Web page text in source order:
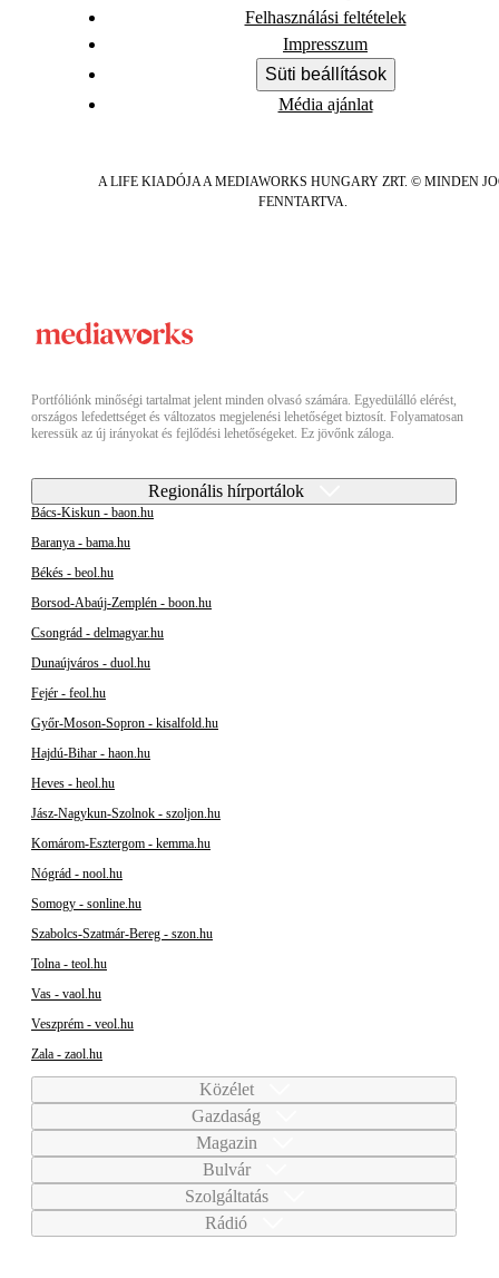
Felhasználási feltételek
Impresszum
Süti beállítások
Média ajánlat
A LIFE KIADÓJA A MEDIAWORKS HUNGARY ZRT. © MINDEN
FENNTARTVA.
Portfóliónk minőségi tartalmat jelent minden olvasó számára. Egyedülálló elérést,
országos lefedettséget és változatos megjelenési lehetőséget biztosít. Folyamatosan
keressük az új irányokat és fejlődési lehetőségeket. Ez jövőnk záloga.
Regionális hírportálok
Bács-Kiskun - baon.hu
Baranya - bama.hu
Békés - beol.hu
Borsod-Abaúj-Zemplén - boon.hu
Csongrád - delmagyar.hu
Dunaújváros - duol.hu
Fejér - feol.hu
Győr-Moson-Sopron - kisalfold.hu
Hajdú-Bihar - haon.hu
Heves - heol.hu
Jász-Nagykun-Szolnok - szoljon.hu
Komárom-Esztergom - kemma.hu
Nógrád - nool.hu
Somogy - sonline.hu
Szabolcs-Szatmár-Bereg - szon.hu
Tolna - teol.hu
Vas - vaol.hu
Veszprém - veol.hu
Zala - zaol.hu
Közélet
Gazdaság
Magazin
Bulvár
Szolgáltatás
Rádió